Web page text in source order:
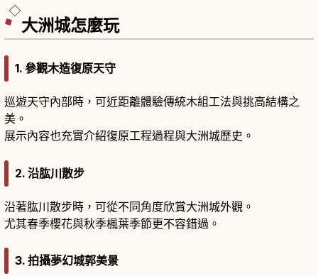
大洲城怎麼玩
1. 參觀木造復原天守
巡遊天守內部時，可近距離體驗傳統木組工法與挑高結構之
美。
展示內容也充實介紹復原工程過程與大洲城歷史。
2. 沿肱川散步
沿著肱川散步時，可從不同角度欣賞大洲城外觀。
尤其春季櫻花與秋季楓葉季節更不容錯過。
3. 拍攝夢幻城郭美景